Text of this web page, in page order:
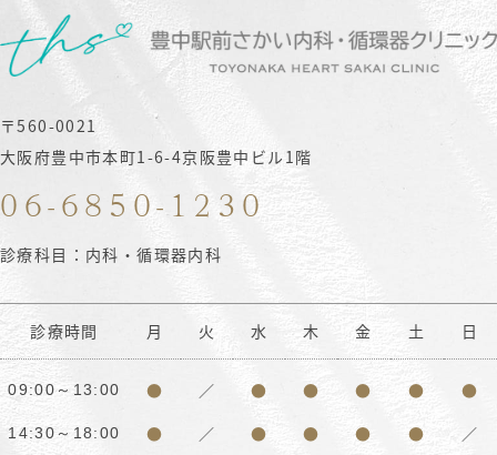
〒560-0021
大阪府豊中市本町1-6-4京阪豊中ビル1階
06-6850-1230
診療科目：内科・循環器内科
診療時間 月 火 水 木 金 土 日
09:00～13:00 ● ／ ● ● ● ● ●
14:30～18:00 ● ／ ● ● ● ● ／